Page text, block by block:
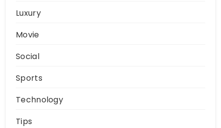
Luxury
Movie
Social
Sports
Technology
Tips